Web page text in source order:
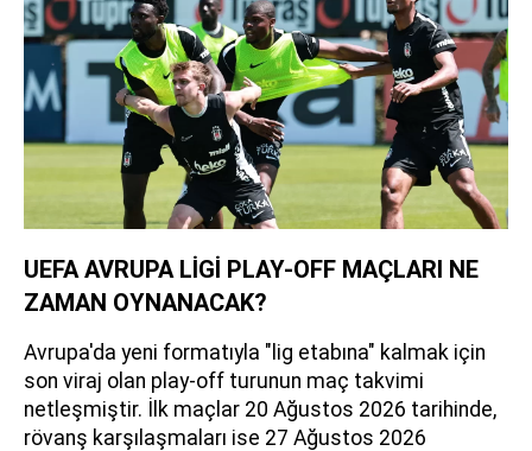
UEFA AVRUPA LİGİ PLAY-OFF MAÇLARI NE
ZAMAN OYNANACAK?
Avrupa'da yeni formatıyla "lig etabına" kalmak için
son viraj olan play-off turunun maç takvimi
netleşmiştir. İlk maçlar 20 Ağustos 2026 tarihinde,
rövanş karşılaşmaları ise 27 Ağustos 2026